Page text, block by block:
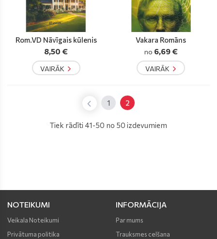
Rom.VD Nāvīgais kūlenis
8,50 €
VAIRĀK
Vakara Romāns
no 6,69 €
VAIRĀK
1 2
Tiek rādīti 41-50 no 50 izdevumiem
NOTEIKUMI
Veikala Noteikumi
Privātuma politika
INFORMĀCIJA
Par mums
Trauksmes celšana